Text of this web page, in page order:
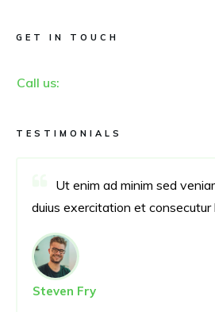
GET IN TOUCH
Call us:
TESTIMONIALS
Ut enim ad minim sed
duius exercitation et consecutur
Steven Fry